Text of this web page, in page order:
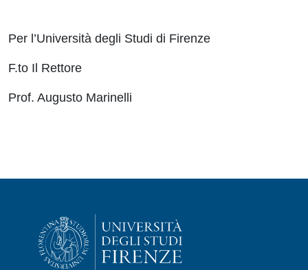
Per l’Università degli Studi di Firenze
F.to Il Rettore
Prof. Augusto Marinelli